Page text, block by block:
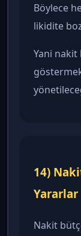
Böylece
likidite
Yani nakit
14)
Yararlar
Nakit